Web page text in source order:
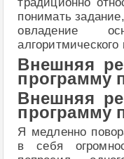
понимать
овладение
Внешняя
программу
Внешняя
программу
Я медленно
в себя